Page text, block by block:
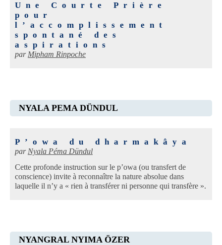
Une Courte Prière
pour
l’accomplissement
spontané des
aspirations
parMipham Rinpoche
NYALA PEMA DÜNDUL
P’owa du dharmakâya
parNyala Péma Dündul
Cette profonde instruction sur le p’owa (ou transfert de
conscience) invite à reconnaître la nature absolue dans
laquelle il n’y a « rien à transférer ni personne qui transfère ».
NYANGRAL NYIMA ÖZER